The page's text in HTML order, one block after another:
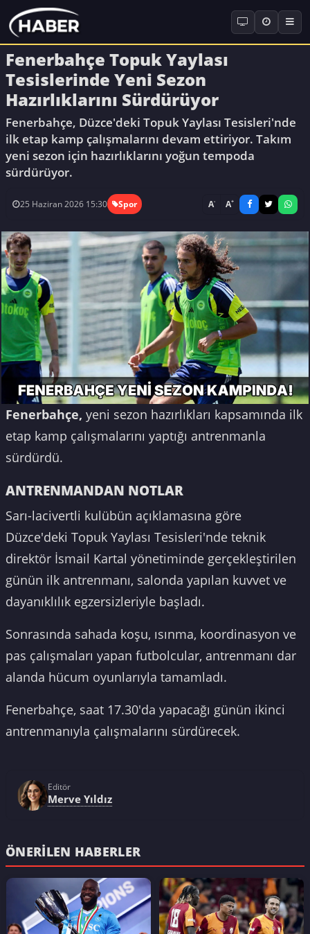
Fenerbahçe Topuk Yaylası
Tesislerinde Yeni Sezon
Hazırlıklarını Sürdürüyor
Fenerbahçe, Düzce'deki Topuk Yaylası Tesisleri'nde
ilk etap kamp çalışmalarını devam ettiriyor. Takım
yeni sezon için hazırlıklarını yoğun tempoda
sürdürüyor.
25 Haziran 2026 15:30 Spor A- A+
Fenerbahçe, yeni sezon hazırlıkları kapsamında ilk
etap kamp çalışmalarını yaptığı antrenmanla
sürdürdü.
ANTRENMANDAN NOTLAR
Sarı-lacivertli kulübün açıklamasına göre
Düzce'deki Topuk Yaylası Tesisleri'nde teknik
direktör İsmail Kartal yönetiminde gerçekleştirilen
günün ilk antrenmanı, salonda yapılan kuvvet ve
dayanıklılık egzersizleriyle başladı.
Sonrasında sahada koşu, ısınma, koordinasyon ve
pas çalışmaları yapan futbolcular, antrenmanı dar
alanda hücum oyunlarıyla tamamladı.
Fenerbahçe, saat 17.30'da yapacağı günün ikinci
antrenmanıyla çalışmalarını sürdürecek.
Editör
Merve Yıldız
ÖNERILEN HABERLER